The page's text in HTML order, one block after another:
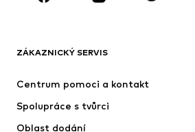
Nové
Bundy
ZÁKAZNICKÝ SERVIS
Centrum pomoci a kontakt
Spolupráce s tvůrci
Oblast dodání